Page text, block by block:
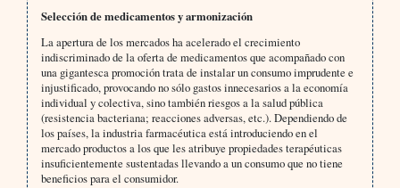
Selección de medicamentos y armonización
La apertura de los mercados ha acelerado el crecimiento
indiscriminado de la oferta de medicamentos que acompañado con
una gigantesca promoción trata de instalar un consumo imprudente e
injustificado, provocando no sólo gastos innecesarios a la economía
individual y colectiva, sino también riesgos a la salud pública
(resistencia bacteriana; reacciones adversas, etc.). Dependiendo de
los países, la industria farmacéutica está introduciendo en el
mercado productos a los que les atribuye propiedades terapéuticas
insuficientemente sustentadas llevando a un consumo que no tiene
beneficios para el consumidor.